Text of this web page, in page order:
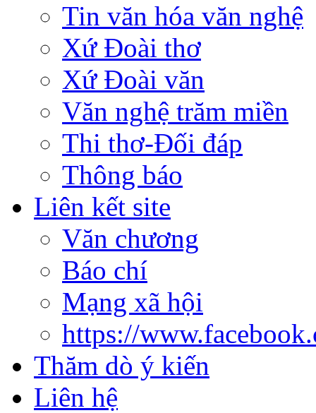
Tin văn hóa văn nghệ
Xứ Đoài thơ
Xứ Đoài văn
Văn nghệ trăm miền
Thi thơ-Đối đáp
Thông báo
Liên kết site
Văn chương
Báo chí
Mạng xã hội
https://
Thăm dò ý kiến
Liên hệ